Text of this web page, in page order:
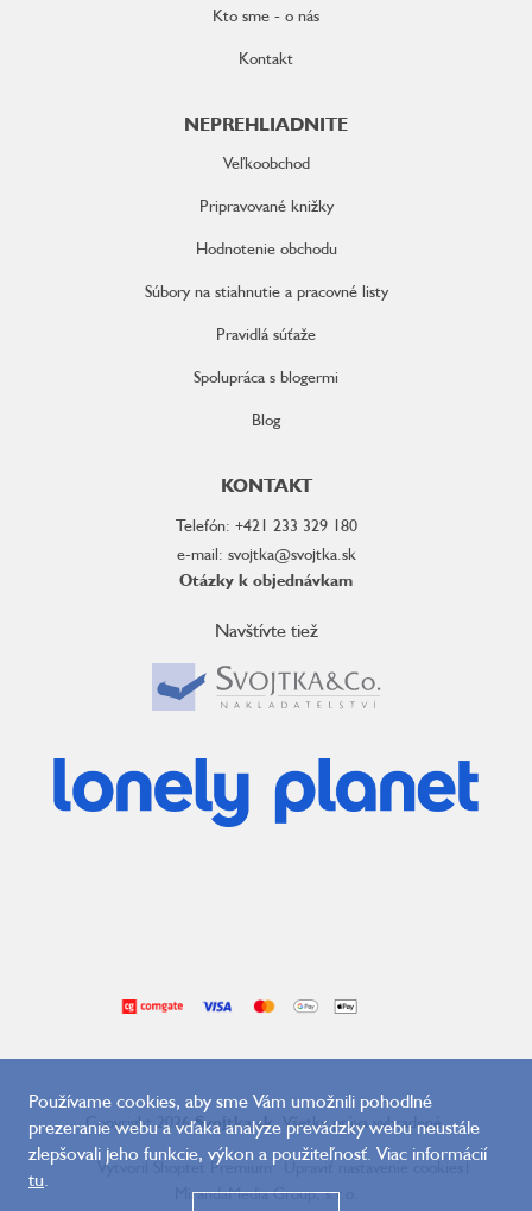
Používame cookies, aby sme Vám umožnili pohodlné
prezeranie webu a vďaka analýze prevádzky webu neustále
zlepšovali jeho funkcie, výkon a použiteľnosť. Viac informácií
tu.
Kto sme - o nás
Kontakt
NEPREHLIADNITE
Veľkoobchod
Pripravované knižky
Hodnotenie obchodu
Súbory na stiahnutie a pracovné listy
Pravidlá súťaže
Spolupráca s blogermi
Blog
KONTAKT
Telefón: +421 233 329 180
e-mail: svojtka@svojtka.sk
Otázky k objednávkam
Navštívte tiež
Copyright 2026Svojtka.sk. Všetky práva vyhradené.
Vytvoril Shoptet Premium Upraviť nastavenie cookies|
MirandaMedia Group, s.r.o.